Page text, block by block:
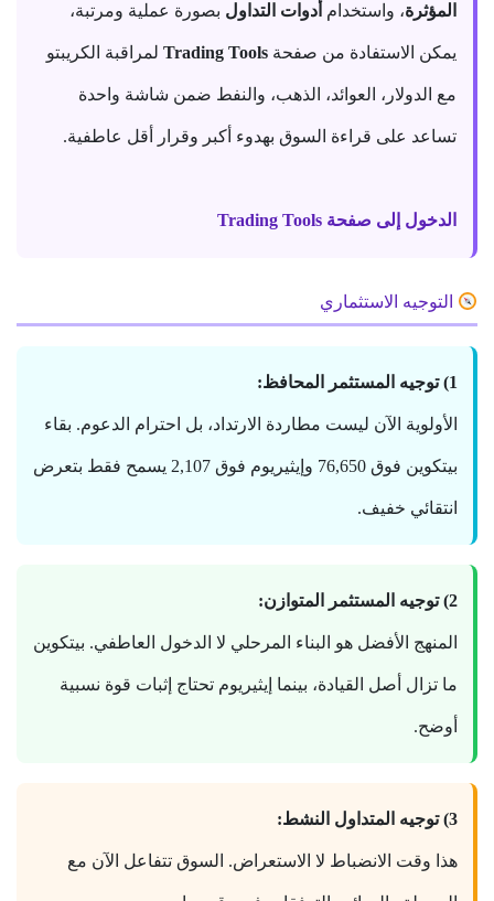
المؤثرة، واستخدام أدوات التداول بصورة عملية ومرتبة،
يمكن الاستفادة من صفحة Trading Tools لمراقبة الكريبتو
مع الدولار، العوائد، الذهب، والنفط ضمن شاشة واحدة
تساعد على قراءة السوق بهدوء أكبر وقرار أقل عاطفية.
الدخول إلى صفحة Trading Tools
التوجيه الاستثماري
1) توجيه المستثمر المحافظ:
الأولوية الآن ليست مطاردة الارتداد، بل احترام الدعوم. بقاء
بيتكوين فوق 76,650 وإيثيريوم فوق 2,107 يسمح فقط بتعرض
انتقائي خفيف.
2) توجيه المستثمر المتوازن:
المنهج الأفضل هو البناء المرحلي لا الدخول العاطفي. بيتكوين
ما تزال أصل القيادة، بينما إيثيريوم تحتاج إثبات قوة نسبية
أوضح.
3) توجيه المتداول النشط:
هذا وقت الانضباط لا الاستعراض. السوق تتفاعل الآن مع